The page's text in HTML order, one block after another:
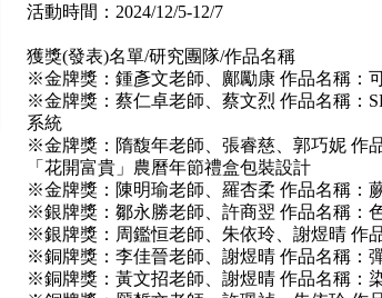
活動時間：2024/12/5-12/7
獲獎(發表)名單/研究團隊/作品名稱
※金牌獎：鍾彥文老師、鄺勵康 作品名稱：
※金牌獎：蔡仁卓老師、蔡文烈 作品名稱：
系統
※金牌獎：隋馥年老師、張睿慈、郭巧妮 作
「花開富貴」農曆年節禮盒包裝設計
※金牌獎：陳明瑜老師、羅杏柔 作品名稱：
※銀牌獎：鄒永勝老師、許商翌 作品名稱：
※銀牌獎：周鑑恒老師、朱依玲、謝煜晴 作
※銅牌獎：李佳晉老師、謝煜晴 作品名稱：
※銅牌獎：黃文招老師、謝煜晴 作品名稱：